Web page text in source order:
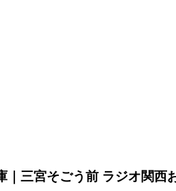
｜三宮そごう前 ラジオ関西